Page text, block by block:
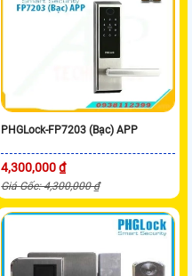
PHGLock-FP7203 (Bạc) APP
4,300,000 ₫
Giá Gốc: 4,300,000 ₫